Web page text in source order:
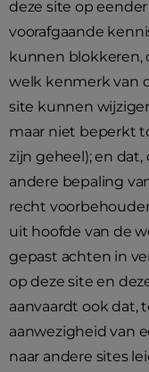
deze site op
voorafgaande
kunnen blokkeren,
welk kenmerk van
site kunnen
maar niet beperkt
zijn geheel); en
andere bepaling
recht
uit hoofde van de
gepast achten in
op deze site en
aanvaardt ook dat,
aanwezigheid van
naar andere sites